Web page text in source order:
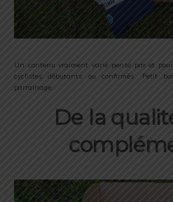
Un contenu vraiment varié pensé par et
cyclistes débutants ou confirmés. Petit
parrainage.
De la